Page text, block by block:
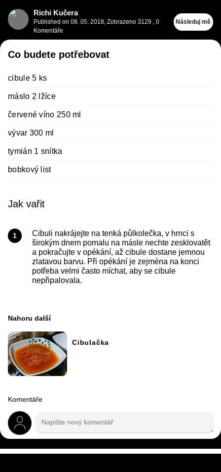
Richi Kučera
Published on 08. 05. 2018, Zobrazeno 3129 , 0
Komentáře
Následuj mě
Co budete potřebovat
cibule 5 ks
máslo 2 lžíce
červené víno 250 ml
vývar 300 ml
tymián 1 snítka
bobkový list
Jak vařit
1
Cibuli nakrájejte na tenká půlkolečka, v hrnci s
širokým dnem pomalu na másle nechte zesklovatět
a pokračujte v opékání, až cibule dostane jemnou
zlatavou barvu. Při opékání je zejména na konci
potřeba velmi často míchat, aby se cibule
nepřipalovala.
Nahoru další
Cibulačka
Komentáře